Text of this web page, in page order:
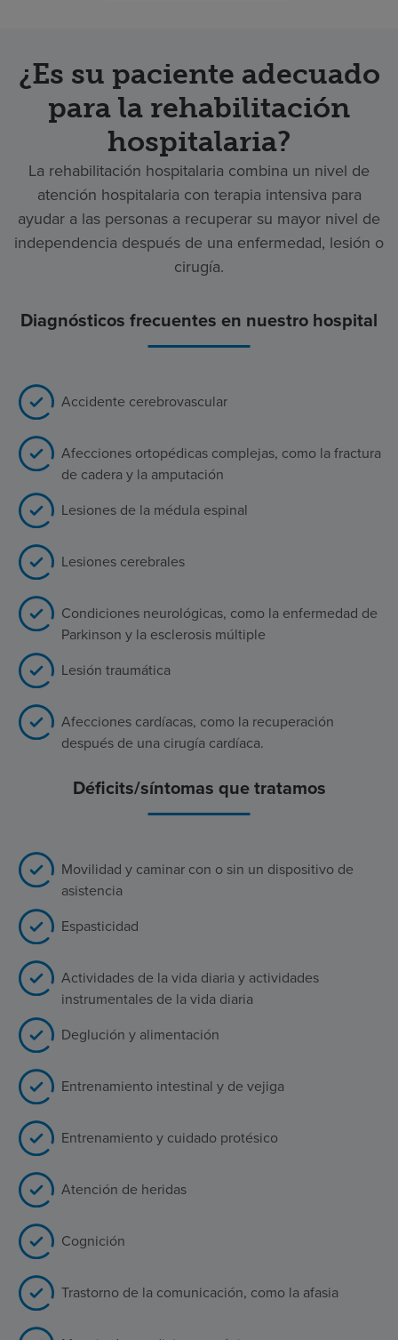
¿Es su paciente adecuado
para la rehabilitación
hospitalaria?
La rehabilitación hospitalaria combina un nivel de
atención hospitalaria con terapia intensiva para
ayudar a las personas a recuperar su mayor nivel de
independencia después de una enfermedad, lesión o
cirugía.
Diagnósticos frecuentes en nuestro hospital
Accidente cerebrovascular
Afecciones ortopédicas complejas, como la fractura
de cadera y la amputación
Lesiones de la médula espinal
Lesiones cerebrales
Condiciones neurológicas, como la enfermedad de
Parkinson y la esclerosis múltiple
Lesión traumática
Afecciones cardíacas, como la recuperación
después de una cirugía cardíaca.
Déficits/síntomas que tratamos
Movilidad y caminar con o sin un dispositivo de
asistencia
Espasticidad
Actividades de la vida diaria y actividades
instrumentales de la vida diaria
Deglución y alimentación
Entrenamiento intestinal y de vejiga
Entrenamiento y cuidado protésico
Atención de heridas
Cognición
Trastorno de la comunicación, como la afasia